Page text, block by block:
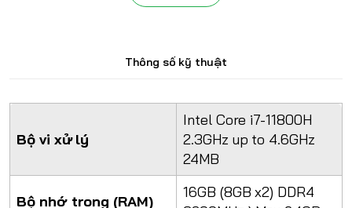
Thông số kỹ thuật
Bộ vi xử lý
Intel Core i7-11800H
2.3GHz up to 4.6GHz
24MB
Bộ nhớ trong (RAM)
16GB (8GB x2) DDR4